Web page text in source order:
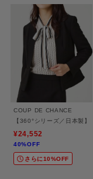
COUP DE CHANCE
【360°シリーズ／日本製
¥24,552
40%OFF
さらに10%OFF